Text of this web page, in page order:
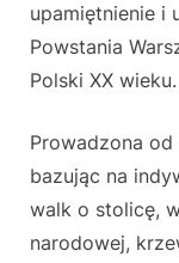
upamiętnienie i
Powstania
Polski XX wieku.
Prowadzona
bazując na
walk o stolicę,
narodowej,